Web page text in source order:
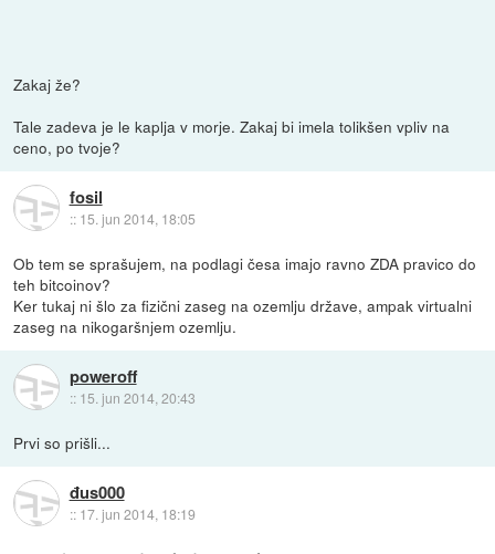
Zakaj že?
Tale zadeva je le kaplja v morje. Zakaj bi imela tolikšen vpliv na
ceno, po tvoje?
fosil
:: 15. jun 2014, 18:05
Ob tem se sprašujem, na podlagi česa imajo ravno ZDA pravico do
teh bitcoinov?
Ker tukaj ni šlo za fizični zaseg na ozemlju države, ampak virtualni
zaseg na nikogaršnjem ozemlju.
poweroff
:: 15. jun 2014, 20:43
Prvi so prišli...
đus000
:: 17. jun 2014, 18:19